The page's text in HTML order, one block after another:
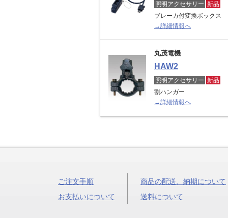
照明アクセサリー 新品
ブレーカ付変換ボックス
→詳細情報へ
丸茂電機
HAW2
照明アクセサリー 新品
割ハンガー
→詳細情報へ
ご注文手順
お支払いについて
商品の配送、納期について
送料について